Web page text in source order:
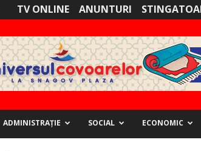
TV ONLINE ANUNTURI
ADMINISTRAȚIE SOCIAL ECONOMIC